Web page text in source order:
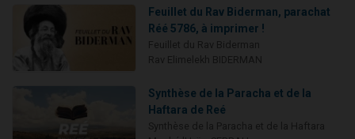
Feuillet du Rav Biderman, parachat
Réé 5786, à imprimer !
Synthèse de la Paracha et de la
Haftara de Reé